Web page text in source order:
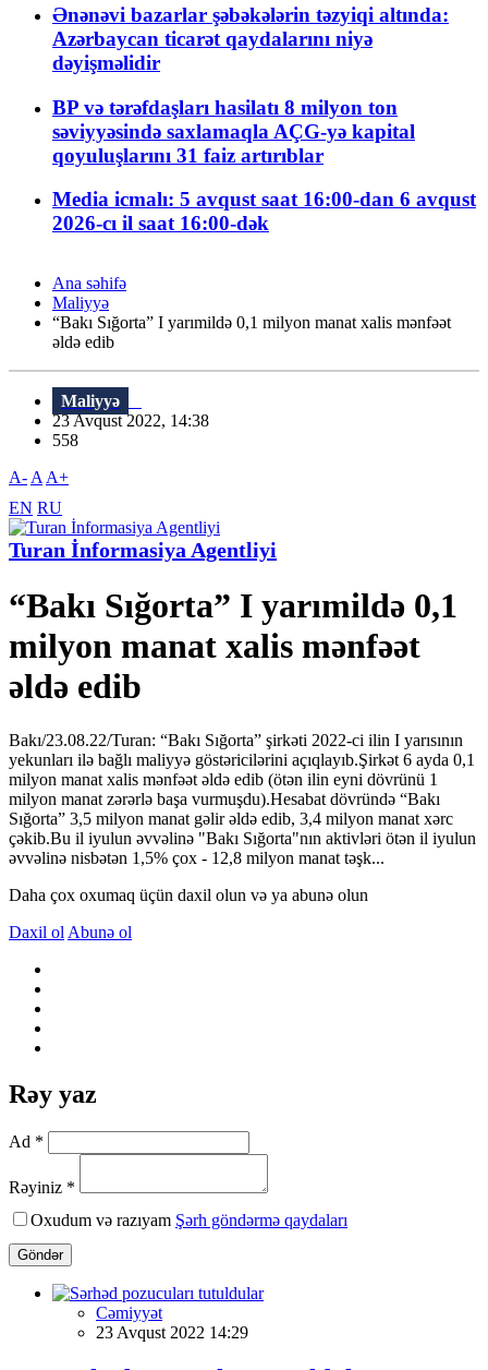
Ənənəvi bazarlar şəbəkələrin təzyiqi altında:
Azərbaycan ticarət qaydalarını niyə
dəyişməlidir
BP və tərəfdaşları hasilatı 8 milyon ton
səviyyəsində saxlamaqla AÇG-yə kapital
qoyuluşlarını 31 faiz artırıblar
Media icmalı: 5 avqust saat 16:00-dan 6 avqust
2026-cı il saat 16:00-dək
Ana səhifə
Maliyyə
“Bakı Sığorta” I yarımildə 0,1 milyon manat xalis mənfəət
əldə edib
Maliyyə
23 Avqust 2022, 14:38
558
A- A A+
EN RU
Turan İnformasiya Agentliyi
“Bakı Sığorta” I yarımildə 0,1
milyon manat xalis mənfəət
əldə edib
Bakı/23.08.22/Turan: “Bakı Sığorta” şirkəti 2022-ci ilin I yarısının
yekunları ilə bağlı maliyyə göstəricilərini açıqlayıb.Şirkət 6 ayda 0,1
milyon manat xalis mənfəət əldə edib (ötən ilin eyni dövrünü 1
milyon manat zərərlə başa vurmuşdu).Hesabat dövründə “Bakı
Sığorta” 3,5 milyon manat gəlir əldə edib, 3,4 milyon manat xərc
çəkib.Bu il iyulun əvvəlinə "Bakı Sığorta"nın aktivləri ötən il iyulun
əvvəlinə nisbətən 1,5% çox - 12,8 milyon manat təşk...
Daha çox oxumaq üçün daxil olun və ya abunə olun
Daxil ol Abunə ol
Rəy yaz
Ad *
Rəyiniz *
Oxudum və razıyam Şərh göndərmə qaydaları
Göndər
Cəmiyyət
23 Avqust 2022 14:29